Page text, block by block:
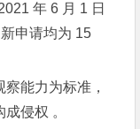
年 6 月 1 日
申请均为 15
能力为标准，
侵权 。